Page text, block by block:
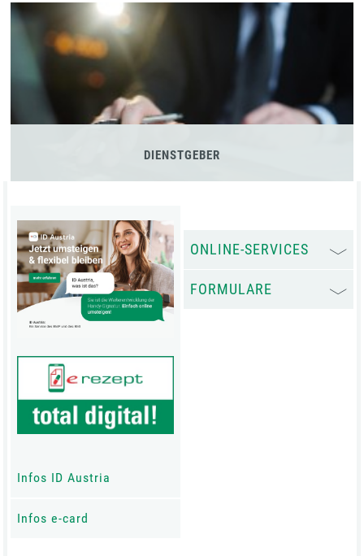
DIENSTGEBER
Infos ID Austria
Infos e-card
ONLINE-SERVICES
FORMULARE